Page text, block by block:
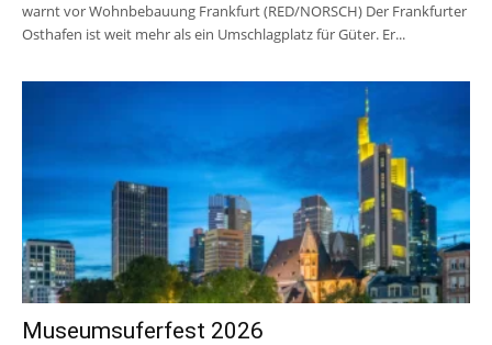
warnt vor Wohnbebauung Frankfurt (RED/NORSCH) Der Frankfurter
Osthafen ist weit mehr als ein Umschlagplatz für Güter. Er...
Museumsuferfest 2026